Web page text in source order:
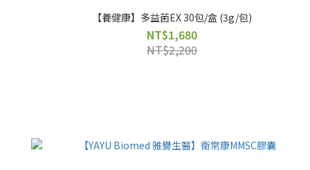
【養健康】多益菌EX 30包/盒 (3g/包)
NT$1,680
NT$2,200